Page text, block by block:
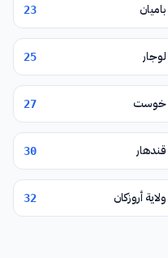
باميان 23
لوجار 25
خوست 27
قندهار 30
ولاية أروزكان 32